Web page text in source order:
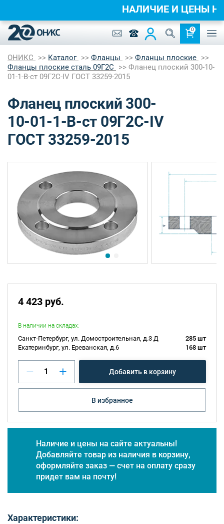
0
ОНИКС Каталог Фланцы
Фланцы плоские
Фланцы плоские сталь 09Г2С
Фланец плоский 300-10-
01-1-B-ст 09Г2С-IV ГОСТ 33259-2015
Фланец плоский 300-
10-01-1-B-ст 09Г2С-IV
ГОСТ 33259-2015
4 423 руб.
В наличии на складах:
Санкт-Петербург, ул. Домостроительная, д.3 Д
285 шт
Екатеринбург, ул. Ереванская, д.6
168 шт
Добавить в корзину
В избранное
Наличие и цены на сайте актуальны!
Добавляйте товар из наличия в корзину,
оформляйте заказ — счет на оплату сразу
придет вам на почту!
Характеристики:
НАЛИЧИЕ И